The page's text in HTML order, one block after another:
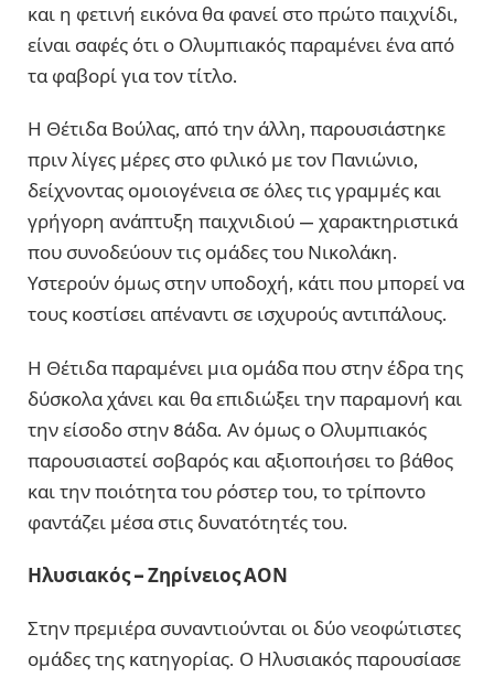
και η φετινή εικόνα θα φανεί στο πρώτο παιχνίδι,
είναι σαφές ότι ο Ολυμπιακός παραμένει ένα από
τα φαβορί για τον τίτλο.
Η Θέτιδα Βούλας, από την άλλη, παρουσιάστηκε
πριν λίγες μέρες στο φιλικό με τον Πανιώνιο,
δείχνοντας ομοιογένεια σε όλες τις γραμμές και
γρήγορη ανάπτυξη παιχνιδιού — χαρακτηριστικά
που συνοδεύουν τις ομάδες του Νικολάκη.
Υστερούν όμως στην υποδοχή, κάτι που μπορεί να
τους κοστίσει απέναντι σε ισχυρούς αντιπάλους.
Η Θέτιδα παραμένει μια ομάδα που στην έδρα της
δύσκολα χάνει και θα επιδιώξει την παραμονή και
την είσοδο στην 8άδα. Αν όμως ο Ολυμπιακός
παρουσιαστεί σοβαρός και αξιοποιήσει το βάθος
και την ποιότητα του ρόστερ του, το τρίποντο
φαντάζει μέσα στις δυνατότητές του.
Ηλυσιακός – Ζηρίνειος ΑΟΝ
Στην πρεμιέρα συναντιούνται οι δύο νεοφώτιστες
ομάδες της κατηγορίας. Ο Ηλυσιακός παρουσίασε